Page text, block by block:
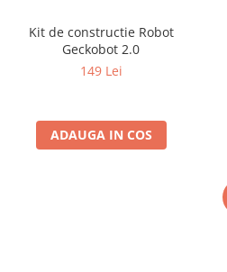
Kit de constructie Robot
Geckobot 2.0
149 Lei
ADAUGA IN COS